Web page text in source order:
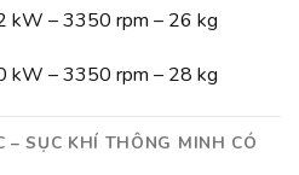
kW – 3350 rpm – 26 kg
kW – 3350 rpm – 28 kg
– SỤC KHÍ THÔNG MINH CÓ